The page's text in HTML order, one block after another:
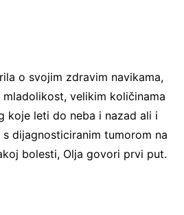
o svojim zdravim navikama,
velikim količinama
koje leti do neba i nazad ali i
dijagnosticiranim tumorom na
bolesti, Olja govori prvi put.